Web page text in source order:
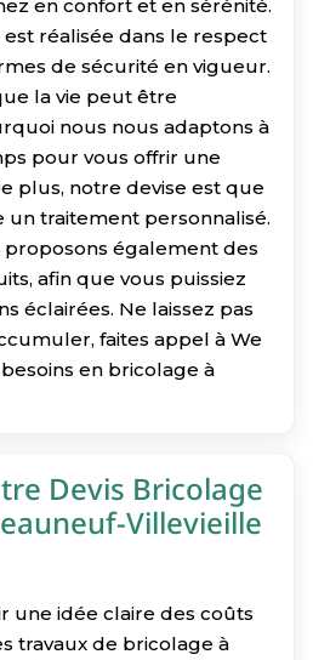
en confort et en sérénité.
réalisée dans le respect
de sécurité en vigueur.
la vie peut être
nous nous adaptons à
pour vous offrir une
plus, notre devise est que
traitement personnalisé.
proposons également des
afin que vous puissiez
éclairées. Ne laissez pas
faites appel à We
en bricolage à
Devis Bricolage
Villevieille
une idée claire des coûts
travaux de bricolage à